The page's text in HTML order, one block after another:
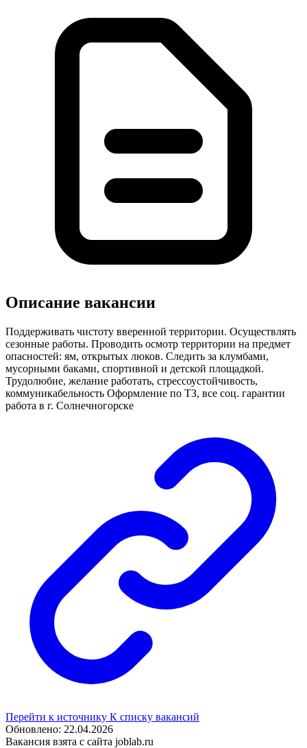
Описание вакансии
Поддерживать чистоту вверенной территории. Осуществлять
сезонные работы. Проводить осмотр территории на предмет
опасностей: ям, открытых люков. Следить за клумбами,
мусорными баками, спортивной и детской площадкой.
Трудолюбие, желание работать, стрессоустойчивость,
коммуникабельность Оформление по ТЗ, все соц. гарантии
работа в г. Солнечногорске
Перейти к источнику К списку вакансий
Обновлено: 22.04.2026
Вакансия взята с сайта joblab.ru